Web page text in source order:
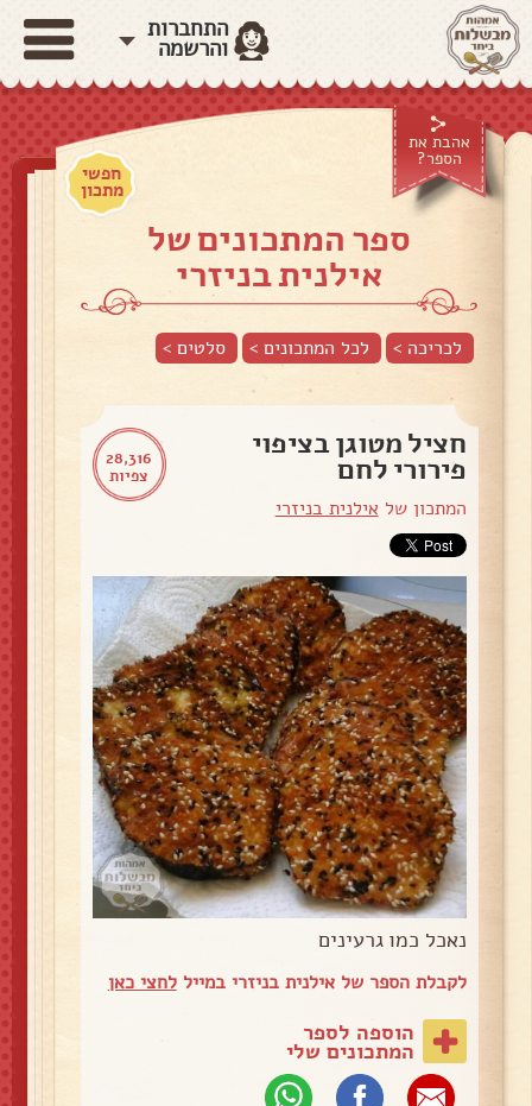
התחברות
והרשמה
אהבת את
הספר?
חפשי
מתכון
ספר המתכונים של
אילנית בניזרי
לכריכה > לכל המתכונים > סלטים>
28,316
צפיות
חציל מטוגן בציפוי
פירורי לחם
המתכון של אילנית בניזרי
נאכל כמו גרעינים
לקבלת הספר של אילנית בניזרי במייללחצי כאן
הוספה לספר
המתכונים שלי